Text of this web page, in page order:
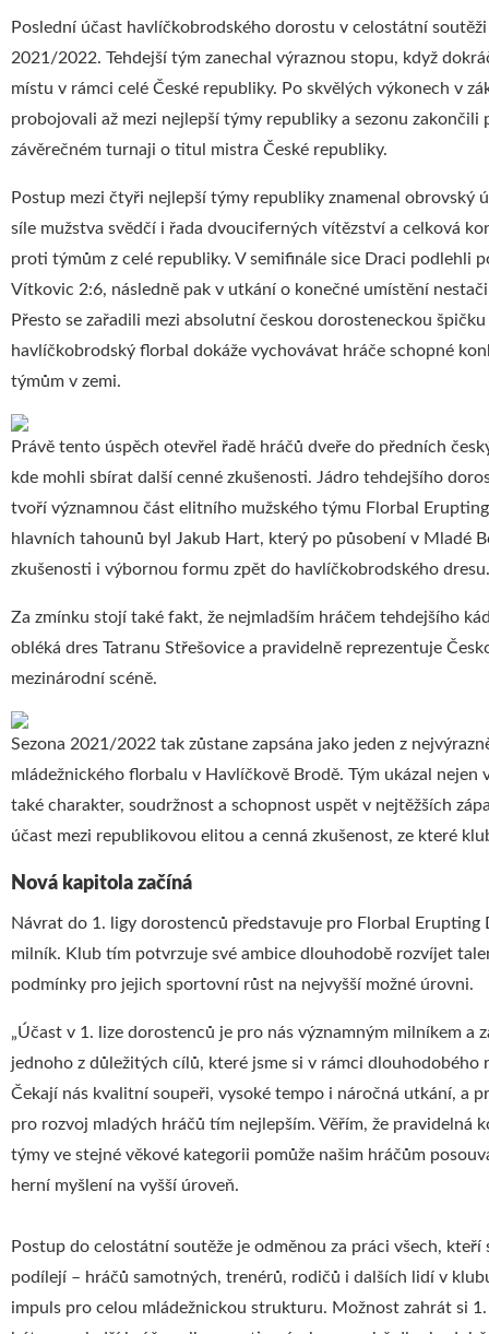
Poslední účast havlíčkobrodského dorostu v celostátní
2021/2022. Tehdejší tým zanechal výraznou stopu, když
místu v rámci celé České republiky. Po skvělých výkonech v
probojovali až mezi nejlepší týmy republiky a sezonu zakončili
závěrečném turnaji o titul mistra České republiky.
Postup mezi čtyři nejlepší týmy republiky znamenal obrovský
síle mužstva svědčí i řada dvouciferných vítězství a celková
proti týmům z celé republiky. V semifinále sice Draci podlehli
Vítkovic 2:6, následně pak v utkání o konečné umístění
Přesto se zařadili mezi absolutní českou dorosteneckou
havlíčkobrodský florbal dokáže vychovávat hráče schopné
týmům v zemi.
Právě tento úspěch otevřel řadě hráčů dveře do předních
kde mohli sbírat další cenné zkušenosti. Jádro tehdejšího
tvoří významnou část elitního mužského týmu Florbal
hlavních tahounů byl Jakub Hart, který po působení v Mladé
zkušenosti i výbornou formu zpět do havlíčkobrodského dresu.
Za zmínku stojí také fakt, že nejmladším hráčem tehdejšího
obléká dres Tatranu Střešovice a pravidelně reprezentuje
mezinárodní scéně.
Sezona 2021/2022 tak zůstane zapsána jako jeden z
mládežnického florbalu v Havlíčkově Brodě. Tým ukázal nejen
také charakter, soudržnost a schopnost uspět v nejtěžších
účast mezi republikovou elitou a cenná zkušenost, ze které
Nová kapitola začíná
Návrat do 1. ligy dorostenců představuje pro Florbal Erupting
milník. Klub tím potvrzuje své ambice dlouhodobě rozvíjet
podmínky pro jejich sportovní růst na nejvyšší možné úrovni.
„Účast v 1. lize dorostenců je pro nás významným milníkem a
jednoho z důležitých cílů, které jsme si v rámci dlouhodobého
Čekají nás kvalitní soupeři, vysoké tempo i náročná utkání, a
pro rozvoj mladých hráčů tím nejlepším. Věřím, že pravidelná
týmy ve stejné věkové kategorii pomůže našim hráčům
herní myšlení na vyšší úroveň.
Postup do celostátní soutěže je odměnou za práci všech, kteří
podílejí – hráčů samotných, trenérů, rodičů i dalších lidí v
impuls pro celou mládežnickou strukturu. Možnost zahrát si